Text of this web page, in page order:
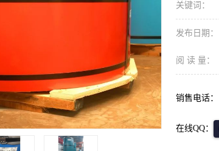
关键词：
发布日期：
阅 读 量：
销售电话：
在线QQ：